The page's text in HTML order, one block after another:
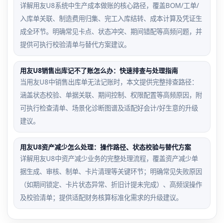
详解用友U8系统中生产成本做账的核心路径，覆盖BOM/工单/
入库单关联、制造费用归集、完工入库结转、成本计算及凭证生
成全环节。明确常见卡点、状态冲突、期间错配等高频问题，并
提供可执行校验清单与替代方案建议。
用友U8销售出库记不了账怎么办：快速排查与处理指南
当用友U8中销售出库单无法记账时，本文提供完整排查路径：
涵盖状态校验、单据关联、期间控制、权限配置等高频原因，附
可执行检查清单、场景化诊断图谱及适配好会计/好生意的升级
建议。
用友U8资产减少怎么处理：操作路径、状态校验与替代方案
详解用友U8中资产减少业务的完整处理流程，覆盖资产减少单
据生成、审核、制单、卡片清理等关键环节；明确常见失败原因
（如期间锁定、卡片状态异常、折旧计提未完成）、高频误操作
及校验清单；提供适配财务核算标准化需求的升级建议。